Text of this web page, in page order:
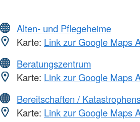
Alten- und Pflegeheime
Karte: Link zur Google Maps
Beratungszentrum
Karte: Link zur Google Maps
Bereitschaften /
Karte: Link zur Google Maps